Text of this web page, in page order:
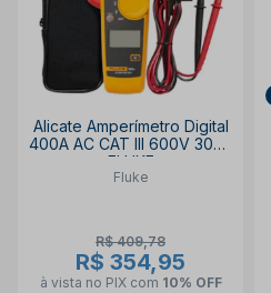
Alicate Amperímetro Digital
400A AC CAT III 600V 302+
FLUKE
Fluke
R$ 409,78
R$ 354,95
à vista no PIX com 10% OFF